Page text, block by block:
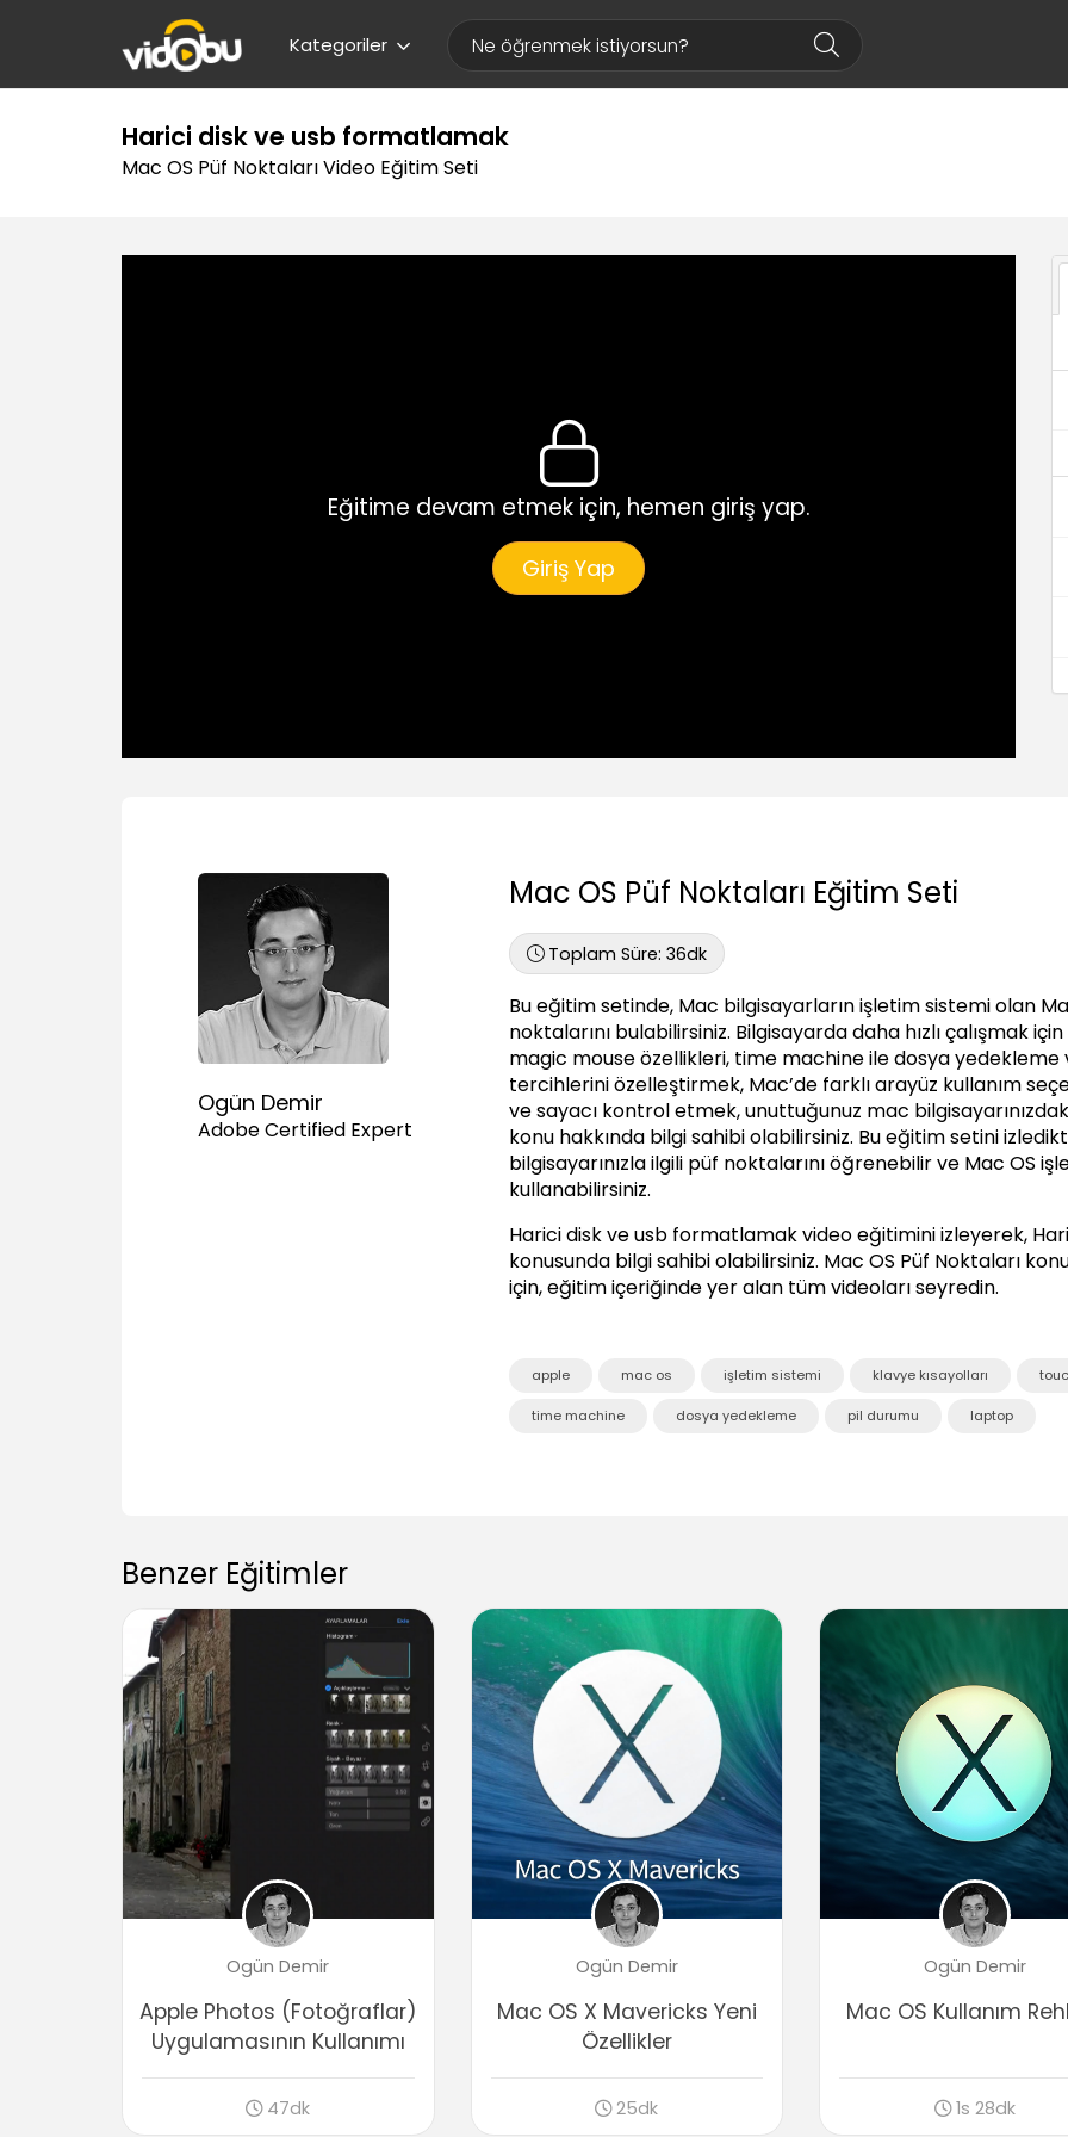
Kategoriler
Harici disk ve usb formatlamak
Mac OS Püf Noktaları Video Eğitim Seti
Eğitime devam etmek için, hemen giriş yap.
Giriş Yap
Ogün Demir
Adobe Certified Expert
Mac OS Püf Noktaları Eğitim Seti
Toplam Süre: 36dk
Bu eğitim setinde, Mac bilgisayarların işletim sistemi olan
noktalarını bulabilirsiniz. Bilgisayarda daha hızlı çalışmak
magic mouse özellikleri, time machine ile dosya
tercihlerini özelleştirmek, Mac’de farklı arayüz kullanım
ve sayacı kontrol etmek, unuttuğunuz mac
konu hakkında bilgi sahibi olabilirsiniz. Bu eğitim setini
bilgisayarınızla ilgili püf noktalarını öğrenebilir ve Mac OS
kullanabilirsiniz.
Harici disk ve usb formatlamak video eğitimini izleyerek,
konusunda bilgi sahibi olabilirsiniz. Mac OS Püf Noktaları
için, eğitim içeriğinde yer alan tüm videoları seyredin.
apple mac os işletim sistemi klavye kısayolları
time machine dosya yedekleme pil durumu laptop
Benzer Eğitimler
Ogün Demir
Apple Photos (Fotoğraflar)
Uygulamasının Kullanımı
47dk
Ogün Demir
Mac OS X Mavericks Yeni
Özellikler
25dk
Ogün Demir
Mac OS Kullanım
1s 28dk